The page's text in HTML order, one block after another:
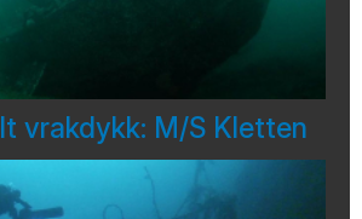
vrakdykk: M/S Kletten